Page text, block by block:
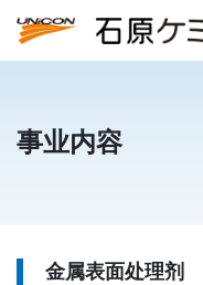
事业内容
金属表面处理剂